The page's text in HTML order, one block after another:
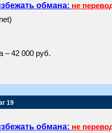
обмана: не
– 42 000 руб.
19
обмана: не